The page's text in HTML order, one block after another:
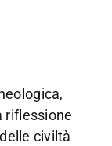
riflessione
civiltà